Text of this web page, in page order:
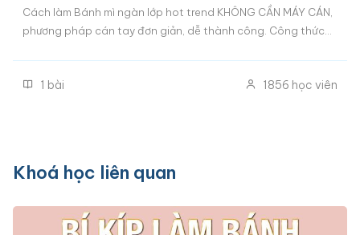
Cách làm Bánh mì ngàn lớp hot trend KHÔNG CẦN MÁY CÁN,
phương pháp cán tay đơn giản, dễ thành công. Công thức
các khoá bánh mì tại Happie.
1 bài 1856 học viên
Khoá học liên quan